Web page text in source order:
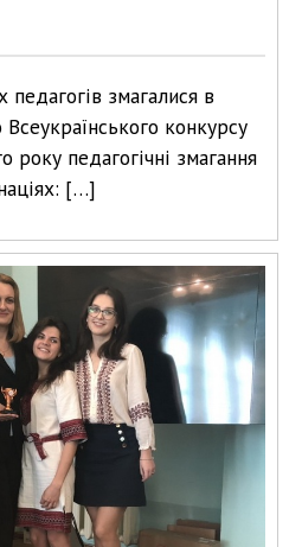
змагалися в
конкурсу
року педагогічні змагання
[…]